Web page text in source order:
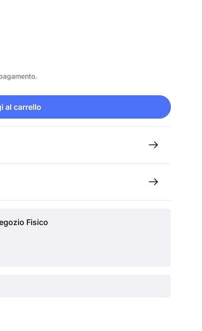
al carrello
Fisico